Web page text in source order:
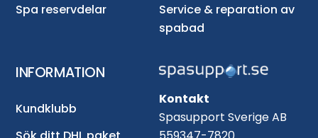
Spa reservdelar
Service & reparation av
spabad
INFORMATION
Kundklubb
Kontakt
Spasupport Sverige AB